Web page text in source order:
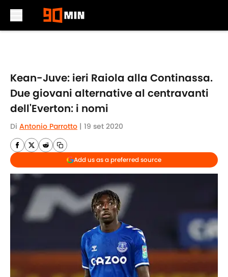
Kean-Juve: ieri Raiola alla Continassa.
Due giovani alternative al centravanti
dell'Everton: i nomi
Di Antonio Parrotto | 19 set 2020
Add us as a preferred source